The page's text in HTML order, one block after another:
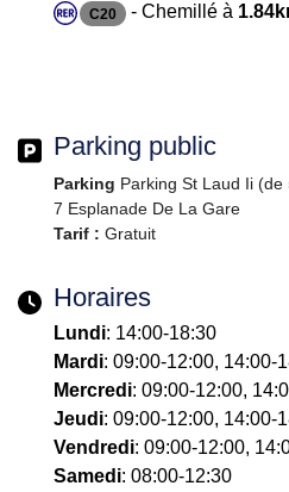
C20 - Chemillé à
Parking public
Parking Parking St Laud Ii
7 Esplanade De La Gare
Tarif : Gratuit
Horaires
Lundi: 14:00-18:30
Mardi: 09:00-12:00, 14:00-
Mercredi: 09:00-12:00,
Jeudi: 09:00-12:00, 14:00-
Vendredi: 09:00-12:00,
Samedi: 08:00-12:30